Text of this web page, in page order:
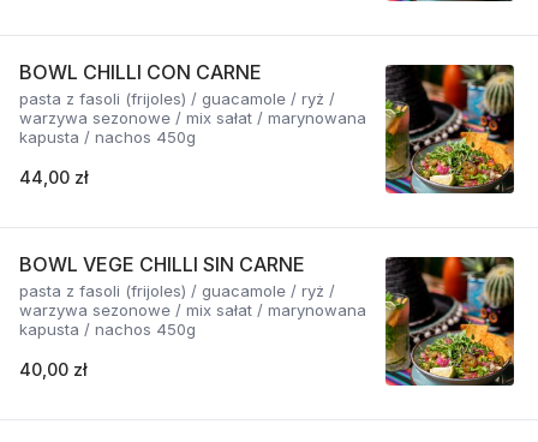
BOWL CHILLI CON CARNE
pasta z fasoli (frijoles) / guacamole / ryż /
warzywa sezonowe / mix sałat / marynowana
kapusta / nachos 450g
44,00 zł
BOWL VEGE CHILLI SIN CARNE
pasta z fasoli (frijoles) / guacamole / ryż /
warzywa sezonowe / mix sałat / marynowana
kapusta / nachos 450g
40,00 zł